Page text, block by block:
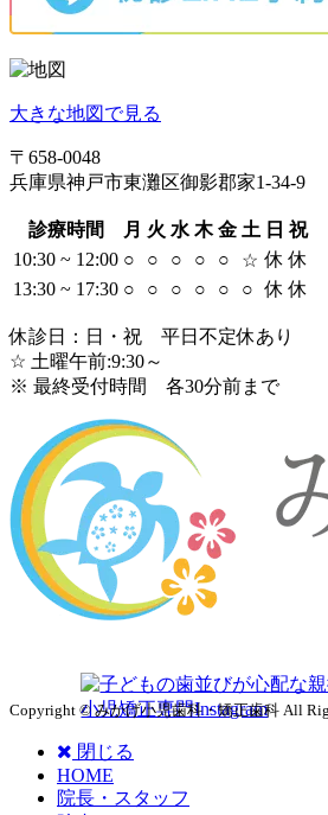
大きな地図で見る
〒658-0048
兵庫県神戸市東灘区御影郡家1-34-9
診療時間 月 火 水 木 金 土 日 祝
10:30 ~ 12:00 ○ ○ ○ ○ ○ ☆ 休 休
13:30 ~ 17:30 ○ ○ ○ ○ ○ ○ 休 休
休診日：日・祝 平日不定休あり
☆ 土曜午前:9:30～
※ 最終受付時間 各30分前まで
Copyright © みかげ小児歯科・矯正歯科 All
閉じる
HOME
院長・スタッフ